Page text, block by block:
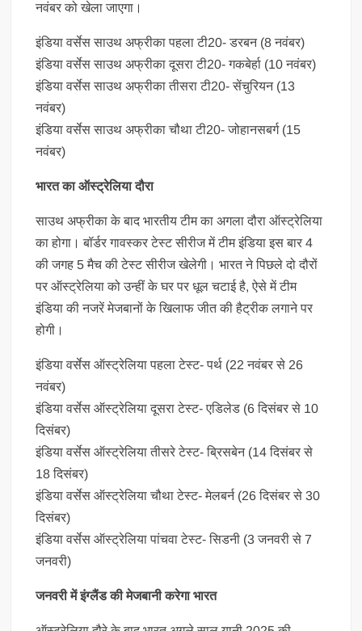
नवंबर को खेला जाएगा।
इंडिया वर्सेस साउथ अफ्रीका पहला टी20- डरबन (8 नवंबर)
इंडिया वर्सेस साउथ अफ्रीका दूसरा टी20- गकबेर्हा (10 नवंबर)
इंडिया वर्सेस साउथ अफ्रीका तीसरा टी20- सेंचुरियन (13
नवंबर)
इंडिया वर्सेस साउथ अफ्रीका चौथा टी20- जोहानसबर्ग (15
नवंबर)
भारत का ऑस्ट्रेलिया दौरा
साउथ अफ्रीका के बाद भारतीय टीम का अगला दौरा ऑस्ट्रेलिया
का होगा। बॉर्डर गावस्कर टेस्ट सीरीज में टीम इंडिया इस बार 4
की जगह 5 मैच की टेस्ट सीरीज खेलेगी। भारत ने पिछले दो दौरों
पर ऑस्ट्रेलिया को उन्हीं के घर पर धूल चटाई है, ऐसे में टीम
इंडिया की नजरें मेजबानों के खिलाफ जीत की हैट्रीक लगाने पर
होगी।
इंडिया वर्सेस ऑस्ट्रेलिया पहला टेस्ट- पर्थ (22 नवंबर से 26
नवंबर)
इंडिया वर्सेस ऑस्ट्रेलिया दूसरा टेस्ट- एडिलेड (6 दिसंबर से 10
दिसंबर)
इंडिया वर्सेस ऑस्ट्रेलिया तीसरे टेस्ट- ब्रिसबेन (14 दिसंबर से
18 दिसंबर)
इंडिया वर्सेस ऑस्ट्रेलिया चौथा टेस्ट- मेलबर्न (26 दिसंबर से 30
दिसंबर)
इंडिया वर्सेस ऑस्ट्रेलिया पांचवा टेस्ट- सिडनी (3 जनवरी से 7
जनवरी)
जनवरी में इंग्लैंड की मेजबानी करेगा भारत